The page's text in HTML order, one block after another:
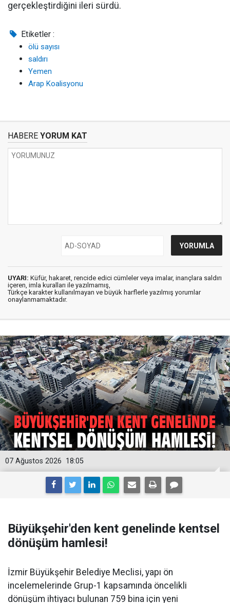
gerçekleştirdiğini ileri sürdü.
Etiketler :
ölü sayısı
saldırı
Yemen
Arap Koalisyonu
HABERE YORUM KAT
UYARI: Küfür, hakaret, rencide edici cümleler veya imalar, inançlara saldırı
içeren, imla kuralları ile yazılmamış,
Türkçe karakter kullanılmayan ve büyük harflerle yazılmış yorumlar
onaylanmamaktadır.
18:05
07 Ağustos 2026
Büyükşehir'den kent genelinde kentsel
dönüşüm hamlesi!
İzmir Büyükşehir Belediye Meclisi, yapı ön
incelemelerinde Grup-1 kapsamında öncelikli
dönüşüm ihtiyacı bulunan 759 bina için yeni